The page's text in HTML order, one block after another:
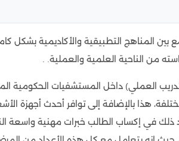
بين المناهج التطبيقية والأكاديمية
من الناحية العلمية والعملية. .
العملي) داخل المستشفيات الحكومية
هذا بالإضافة إلى توافر أحدث أجهزة
ذلك في إكساب الطالب خبرات مهنية واسعة